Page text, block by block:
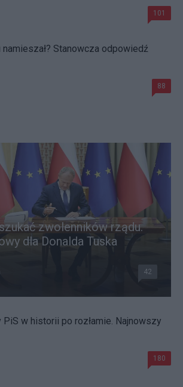
101
Stanowcza odpowiedź
88
zwolenników rządu.
dla Donalda Tuska
42
PiS w historii po rozłamie. Najnowszy
180